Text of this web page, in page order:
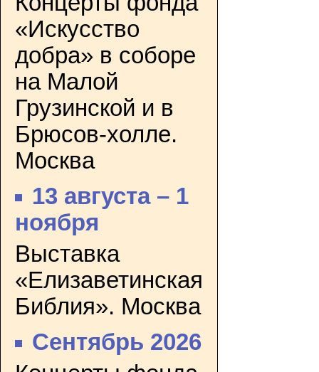
«Искусство
добра» в соборе
на Малой
Грузинской и в
Брюсов-холле.
Москва
13 августа – 1
ноября
Выставка
«Елизаветинская
Библия». Москва
Сентябрь 2026